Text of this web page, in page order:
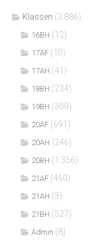
Klassen (3.886)
16BH (12)
17AF (10)
17AH (41)
18BH (234)
19BH (300)
20AF (691)
20AH (246)
20BH (1.356)
21AF (460)
21AH (3)
21BH (527)
Admin (8)